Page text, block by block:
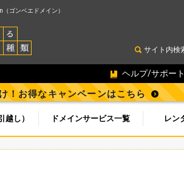
ゴンベエドメイン）
サイト内検
ヘルプ/サポー
！お得なキャンペーンはこちら
越し） ドメインサービス一覧 レン